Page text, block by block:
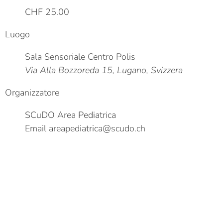
CHF 25.00
Luogo
Sala Sensoriale Centro Polis
Via Alla Bozzoreda 15, Lugano, Svizzera
Organizzatore
SCuDO Area Pediatrica
Email areapediatrica@scudo.ch